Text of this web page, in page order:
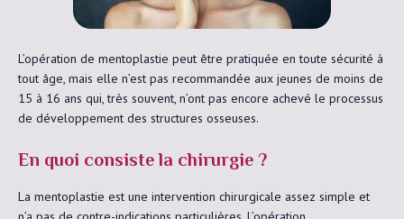
L’opération de mentoplastie peut être pratiquée en toute sécurité à
tout âge, mais elle n’est pas recommandée aux jeunes de moins de
15 à 16 ans qui, très souvent, n’ont pas encore achevé le processus
de développement des structures osseuses.
En quoi consiste la chirurgie ?
La mentoplastie est une intervention chirurgicale assez simple et